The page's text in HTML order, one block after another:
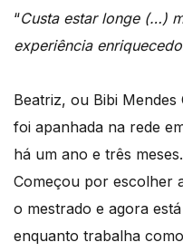
“Custa estar longe (…)
experiência
Beatriz, ou Bibi Mendes
foi apanhada na rede
há um ano e três meses.
Começou por escolher
o mestrado e agora
enquanto trabalha